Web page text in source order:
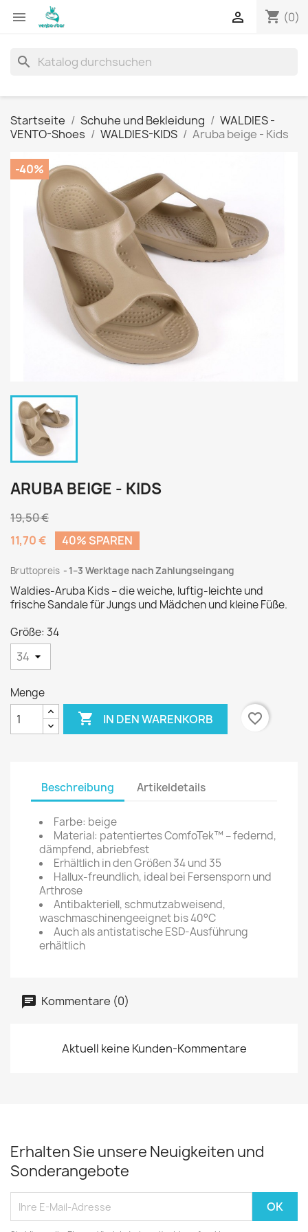
 shopping_cart (0)

search
Startseite Schuhe und Bekleidung
WALDIES -
VENTO-Shoes
WALDIES-KIDS Aruba beige - Kids
-40%
ARUBA BEIGE - KIDS
19,50 €
11,70 €
40% SPAREN
Bruttopreis 1–3 Werktage nach Zahlungseingang
Waldies-Aruba Kids – die weiche, luftig-leichte und
frische Sandale für Jungs und Mädchen und kleine Füße.
Größe: 34
Menge
 IN DEN WARENKORB favorite_border
Beschreibung Artikeldetails
Farbe: beige
Material: patentiertes ComfoTek™ – federnd,
dämpfend, abriebfest
Erhältlich in den Größen 34 und 35
Hallux-freundlich, ideal bei Fersensporn und
Arthrose
Antibakteriell, schmutzabweisend,
waschmaschinengeeignet bis 40°C
Auch als antistatische ESD-Ausführung
erhältlich
Kommentare (0)
Aktuell keine Kunden-Kommentare
Erhalten Sie unsere Neuigkeiten und
Sonderangebote